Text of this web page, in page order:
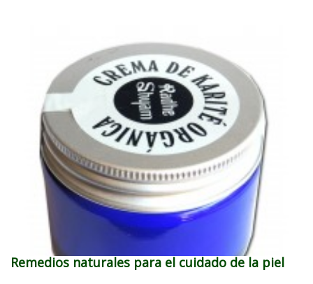
Remedios naturales para el cuidado de la piel